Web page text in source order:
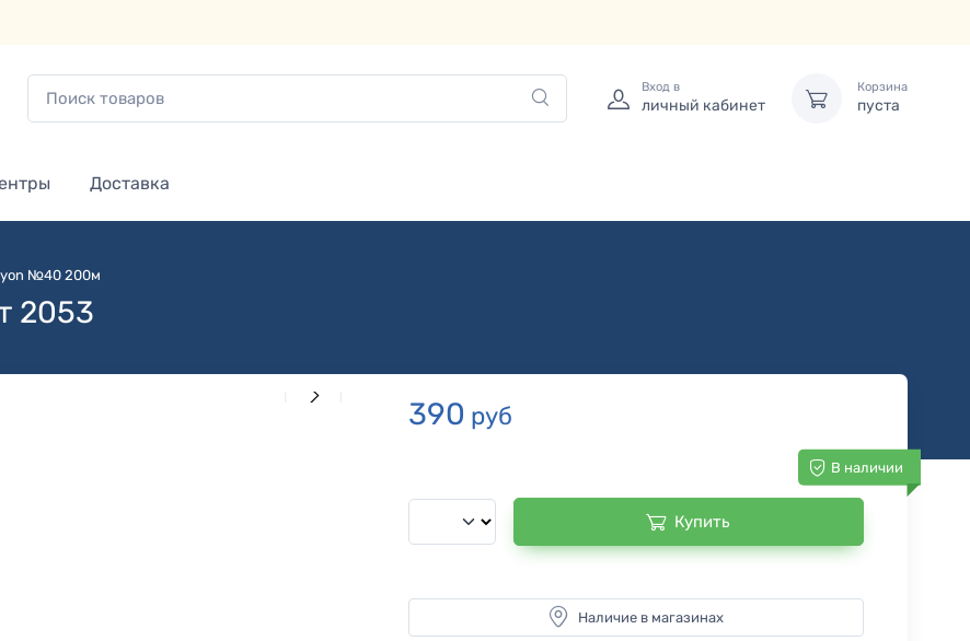
Вход в
личный кабинет
Корзина
пуста
Доставка
№40 200м
2053
390 руб
В наличии
Купить
Наличие в магазинах